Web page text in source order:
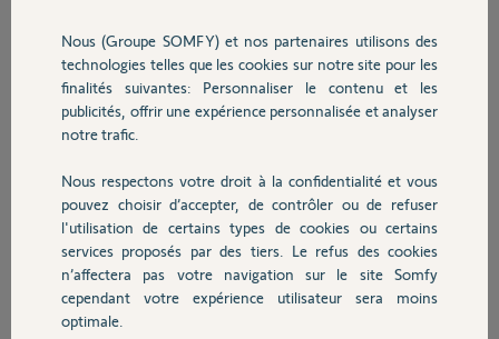
Sécurité
Domotique
Chauffage
Autres produits
d'avance merci
Cordialement,
il y a plus de 6 ans
Participer au fil de discussion
Réponses
Nous (Groupe SOMFY) et nos partenaires utilisons des
technologies telles que les cookies sur notre site pour les
finalités suivantes: Personnaliser le contenu et les
publicités, offrir une expérience personnalisée et analyser
notre trafic.
Nous respectons votre droit à la confidentialité et vous
pouvez choisir d’accepter, de contrôler ou de refuser
l'utilisation de certains types de cookies ou certains
services proposés par des tiers. Le refus des cookies
n’affectera pas votre navigation sur le site Somfy
cependant votre expérience utilisateur sera moins
optimale.